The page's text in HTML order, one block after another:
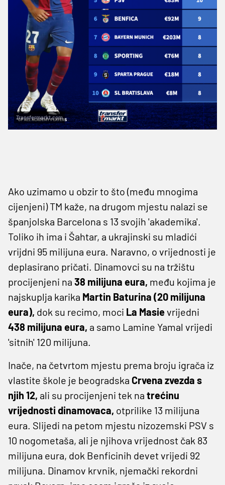
Transfermarkt.com
Ako uzimamo u obzir to što (među mnogima
cijenjeni) TM kaže, na drugom mjestu nalazi se
španjolska Barcelona s 13 svojih 'akademika'.
Toliko ih ima i Šahtar, a ukrajinski su mladići
vrijdni 95 milijuna eura. Naravno, o vrijednosti je
deplasirano pričati. Dinamovci su na tržištu
procijenjeni na 38 milijuna eura, među kojima je
najskuplja karika Martin Baturina (20 milijuna
eura), dok su recimo, moci La Masievrijedni
438 milijuna eura, a samo Lamine Yamal vrijedi
'sitnih' 120 milijuna.
Inače, na četvrtom mjestu prema broju igrača iz
vlastite škole je beogradska Crvena zvezda s
njih 12, ali su procijenjeni tek na trećinu
vrijednosti dinamovaca, otprilike 13 milijuna
eura. Slijedi na petom mjestu nizozemski PSV s
10 nogometaša, ali je njihova vrijednost čak 83
milijuna eura, dok Benficinih devet vrijedi 92
milijuna. Dinamov krvnik, njemački rekordni